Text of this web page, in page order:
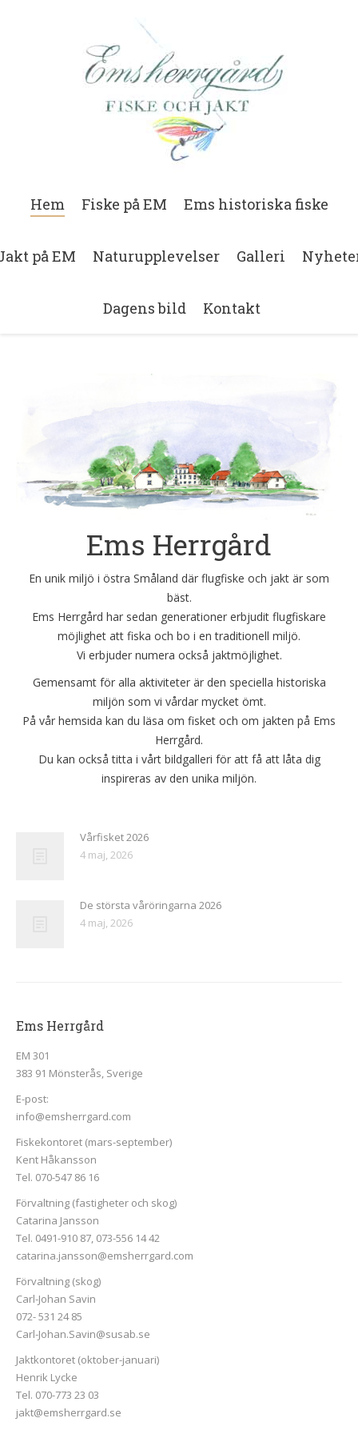
Hem Fiske på EM Ems historiska fiske
på EM Naturupplevelser Galleri
Dagens bild Kontakt
Ems Herrgård
En unik miljö i östra Småland där flugfiske och jakt är som
bäst.
Ems Herrgård har sedan generationer erbjudit flugfiskare
möjlighet att fiska och bo i en traditionell miljö.
Vi erbjuder numera också jaktmöjlighet.
Gemensamt för alla aktiviteter är den speciella historiska
miljön som vi vårdar mycket ömt.
På vår hemsida kan du läsa om fisket och om jakten på Ems
Herrgård.
Du kan också titta i vårt bildgalleri för att få att låta dig
inspireras av den unika miljön.
Vårfisket 2026
4 maj, 2026
De största våröringarna 2026
4 maj, 2026
Ems Herrgård
EM 301
383 91 Mönsterås, Sverige
E-post:
info@emsherrgard.com
Fiskekontoret (mars-september)
Kent Håkansson
Tel. 070-547 86 16
Förvaltning (fastigheter och skog)
Catarina Jansson
Tel. 0491-910 87, 073-556 14 42
catarina.jansson@emsherrgard.com
Förvaltning (skog)
Carl-Johan Savin
072- 531 24 85
Carl-Johan.Savin@susab.se
Jaktkontoret (oktober-januari)
Henrik Lycke
Tel. 070-773 23 03
jakt@emsherrgard.se